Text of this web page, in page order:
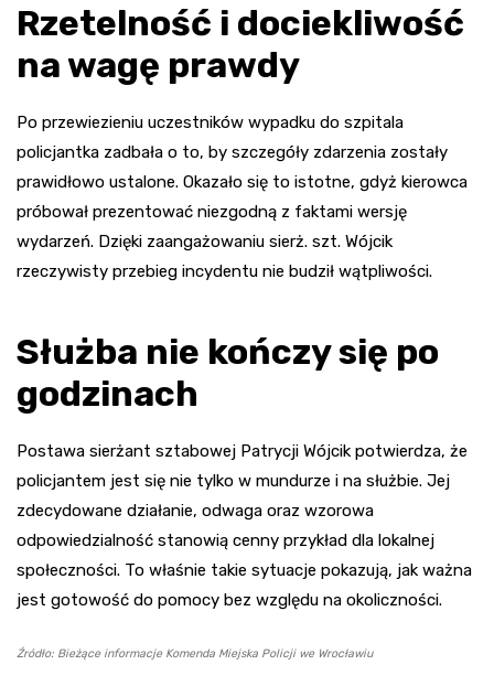
Rzetelność i dociekliwość
na wagę prawdy
Po przewiezieniu uczestników wypadku do szpitala
policjantka zadbała o to, by szczegóły zdarzenia zostały
prawidłowo ustalone. Okazało się to istotne, gdyż kierowca
próbował prezentować niezgodną z faktami wersję
wydarzeń. Dzięki zaangażowaniu sierż. szt. Wójcik
rzeczywisty przebieg incydentu nie budził wątpliwości.
Służba nie kończy się po
godzinach
Postawa sierżant sztabowej Patrycji Wójcik potwierdza, że
policjantem jest się nie tylko w mundurze i na służbie. Jej
zdecydowane działanie, odwaga oraz wzorowa
odpowiedzialność stanowią cenny przykład dla lokalnej
społeczności. To właśnie takie sytuacje pokazują, jak ważna
jest gotowość do pomocy bez względu na okoliczności.
Źródło: Bieżące informacje Komenda Miejska Policji we Wrocławiu